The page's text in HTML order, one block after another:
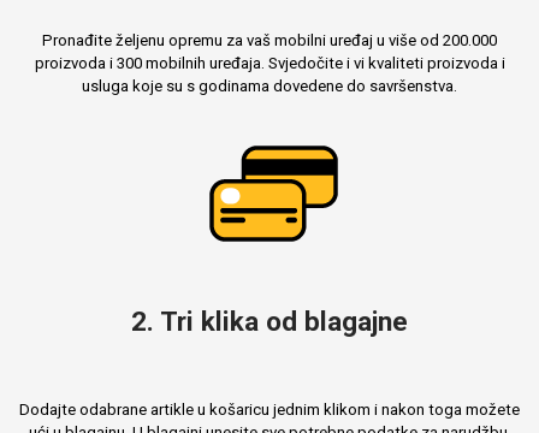
Pronađite željenu opremu za vaš mobilni uređaj u više od 200.000
proizvoda i 300 mobilnih uređaja. Svjedočite i vi kvaliteti proizvoda i
usluga koje su s godinama dovedene do savršenstva.
2. Tri klika od blagajne
Dodajte odabrane artikle u košaricu jednim klikom i nakon toga možete